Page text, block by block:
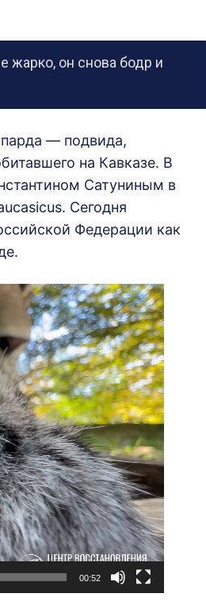
жарко, он снова бодр и
— подвида,
на Кавказе. В
Сатуниным в
Сегодня
Федерации как
00:52